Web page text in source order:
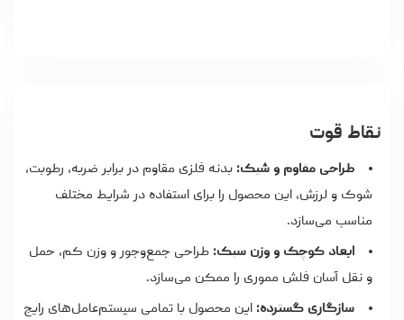
نقاط قوت
طراحی مقاوم و شیک: بدنه فلزی مقاوم در برابر ضربه، رطوبت،
شوک و لرزش، این محصول را برای استفاده در شرایط مختلف
مناسب می‌سازد.
ابعاد کوچک و وزن سبک: طراحی جمع‌وجور و وزن کم، حمل
و نقل آسان فلش مموری را ممکن می‌سازد.
سازگاری گسترده: این محصول با تمامی سیستم‌عامل‌های رایج